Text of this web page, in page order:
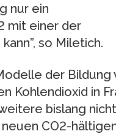
nur ein
mit einer der
so Miletich.
der Bildung
Kohlendioxid in
bislang
CO2-